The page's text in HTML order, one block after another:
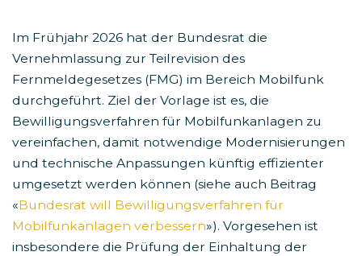
Im Frühjahr 2026 hat der Bundesrat die
Vernehmlassung zur Teilrevision des
Fernmeldegesetzes (FMG) im Bereich Mobilfunk
durchgeführt. Ziel der Vorlage ist es, die
Bewilligungsverfahren für Mobilfunkanlagen zu
vereinfachen, damit notwendige Modernisierungen
und technische Anpassungen künftig effizienter
umgesetzt werden können (siehe auch Beitrag
«Bundesrat will Bewilligungsverfahren für
Mobilfunkanlagen verbessern»). Vorgesehen ist
insbesondere die Prüfung der Einhaltung der